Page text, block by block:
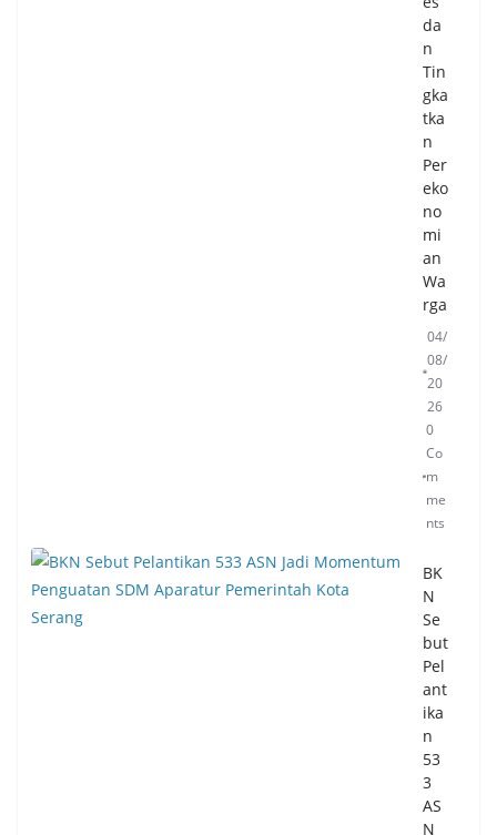
n
Per
ing
ata
n
HU
T
Ke-
81
Ke
me
rde
kaa
n
RI
05/
08/
20
26
0
Co
m
me
nts
da
n
Tin
gka
tka
n
Per
eko
no
mi
an
Wa
rga
04/
08/
20
26
0
Co
m
me
nts
BK
N
Se
but
Pel
ant
ika
n
53
3
AS
N